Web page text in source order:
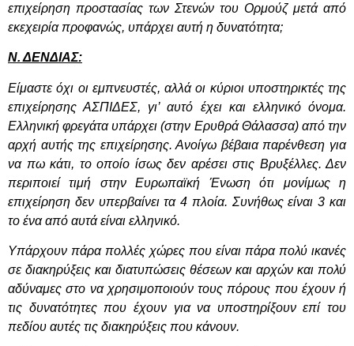
επιχείρηση προστασίας των Στενών του Ορμούζ μετά από
εκεχειρία προφανώς, υπάρχει αυτή η δυνατότητα;
Ν. ΔΕΝΔΙΑΣ:
Είμαστε όχι οι εμπνευστές, αλλά οι κύριοι υποστηρικτές της
επιχείρησης ΑΣΠΙΔΕΣ, γι’ αυτό έχει και ελληνικό όνομα.
Ελληνική φρεγάτα υπάρχει (στην Ερυθρά Θάλασσα) από την
αρχή αυτής της επιχείρησης. Ανοίγω βέβαια παρένθεση για
να πω κάτι, το οποίο ίσως δεν αρέσει στις Βρυξέλλες. Δεν
περιποιεί τιμή στην Ευρωπαϊκή Ένωση ότι μονίμως η
επιχείρηση δεν υπερβαίνει τα 4 πλοία. Συνήθως είναι 3 και
το ένα από αυτά είναι ελληνικό.
Υπάρχουν πάρα πολλές χώρες που είναι πάρα πολύ ικανές
σε διακηρύξεις και διατυπώσεις θέσεων και αρχών και πολύ
αδύναμες στο να χρησιμοποιούν τους πόρους που έχουν ή
τις δυνατότητες που έχουν για να υποστηρίξουν επί του
πεδίου αυτές τις διακηρύξεις που κάνουν.